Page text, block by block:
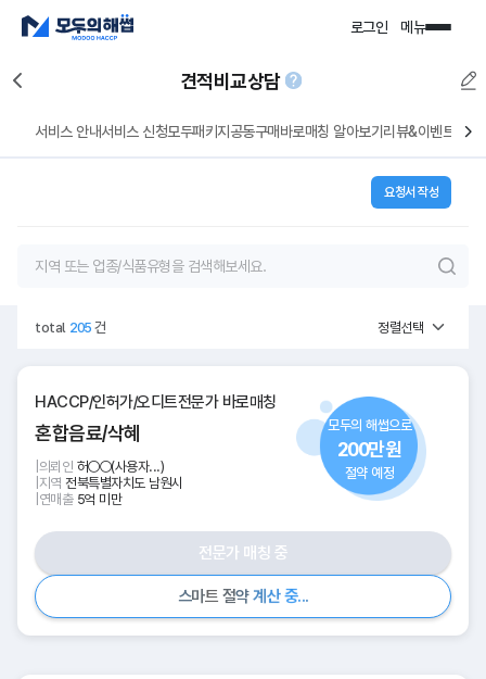
로그인 메뉴
서비스 안내서비스 신청모두패키지 공동구매바로매칭 알아보기 리뷰&이벤트
요청서 작성
total 205건 정렬선택
HACCP/인허가/오디트전문가 바로매칭
혼합음료/삭혜
의뢰인 허○○(사용자...)
지역 전북특별자치도 남원시
연매출 5억 미만
모두의 해썹으로
200만원
절약 예정
전문가 매칭 중
스마트 절약계 산 중...